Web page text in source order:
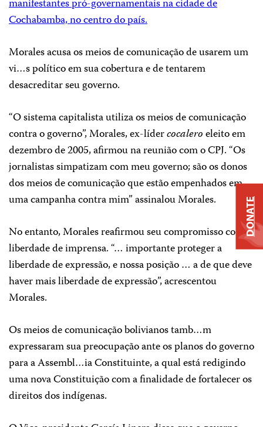
manifestantes pró-governamentais na cidade de
Cochabamba, no centro do país.
Morales acusa os meios de comunicação de usarem um
vi…s político em sua cobertura e de tentarem
desacreditar seu governo.
“O sistema capitalista utiliza os meios de comunicação
contra o governo”, Morales, ex-lídercocaleroeleito em
dezembro de 2005, afirmou na reunião com o CPJ. “Os
jornalistas simpatizam com meu governo; são os donos
dos meios de comunicação que estão empenhados em
uma campanha contra mim” assinalou Morales.
No entanto, Morales reafirmou seu compromisso com a
liberdade de imprensa. “… importante proteger a
liberdade de expressão, e nossa posição … a de que deve
haver mais liberdade de expressão”, acrescentou
Morales.
Os meios de comunicação bolivianos tamb…m
expressaram sua preocupação ante os planos do governo
para a Assembl…ia Constituinte, a qual está redigindo
uma nova Constituição com a finalidade de fortalecer os
direitos dos indígenas.
DONATE